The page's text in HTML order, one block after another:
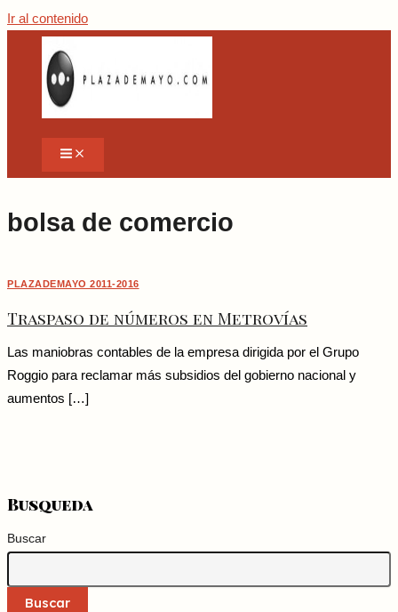
Ir al contenido
bolsa de comercio
PLAZADEMAYO 2011-2016
Traspaso de números en Metrovías
Las maniobras contables de la empresa dirigida por el Grupo
Roggio para reclamar más subsidios del gobierno nacional y
aumentos […]
Busqueda
Buscar
Buscar